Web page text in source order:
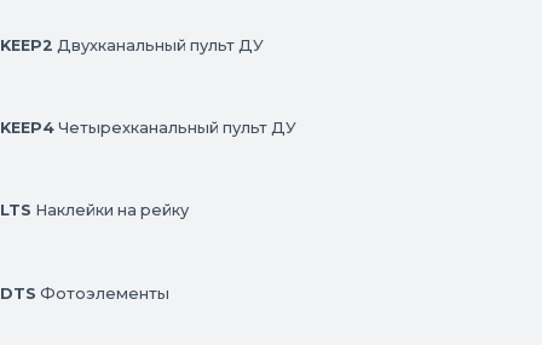
KEEP2 Двухканальный пульт ДУ
KEEP4 Четырехканальный пульт ДУ
LTS Наклейки на рейку
DTS Фотоэлементы